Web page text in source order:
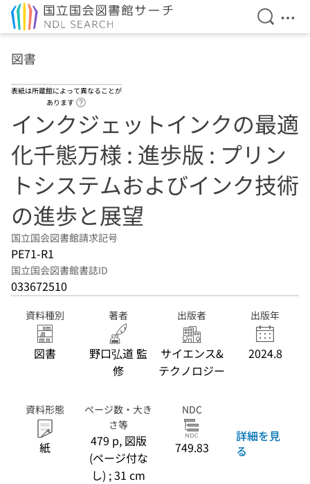
検索を
メ
図書
表紙は所蔵館によって異なることが
あります
インクジェットインクの最適
化千態万様 : 進歩版 : プリン
トシステムおよびインク技術
の進歩と展望
国立国会図書館請求記号
PE71-R1
国立国会図書館書誌ID
033672510
資料種別
図書
著者
野口弘道 監
修
出版者
サイエンス&
テクノロジー
出版年
2024.8
資料形態
紙
ページ数・大き
さ等
479 p, 図版
(ページ付な
し) ; 31 cm
NDC
749.83
詳細を見
る